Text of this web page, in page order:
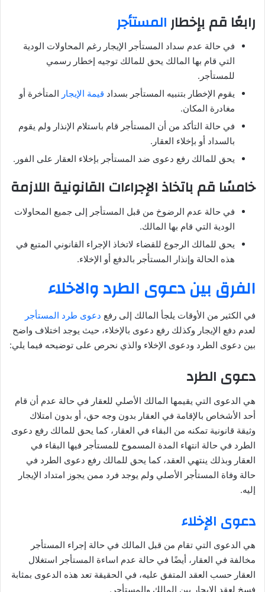
رابعًا قم بإخطارالمستأجر
في حالة عدم سداد المستأجر الإيجار رغم المحاولات الودية
التي قام بها المالك يحق للمالك توجيه إخطار رسمي
للمستأجر.
يقوم الإخطار بتنبيه المستأجر بسداد قيمة الإيجار المتأخرة أو
مغادرة المكان.
في حالة التأكد من أن المستأجر قام باستلام الإنذار ولم يقوم
بالسداد أو بإخلاء العقار.
يحق للمالك رفع دعوى ضد المستأجر بإخلاء العقار على الفور.
خامسًا قم باتخاذ الإجراءات القانونية اللازمة
في حالة عدم الرضوخ من قبل المستأجر إلى جميع المحاولات
الودية التي قام بها المالك.
يحق للمالك الرجوع للقضاء لاتخاذ الإجراء القانوني المتبع في
هذه الحالة وإنذار المستأجر بالدفع أو الإخلاء.
الفرق بين دعوى الطرد والاخلاء
في الكثير من الأوقات يلجأ المالك إلى رفع دعوى طرد المستأجر
لعدم دفع الإيجار وكذلك رفع دعوى بالإخلاء، حيث يوجد اختلاف واضح
بين دعوى الطرد ودعوى الإخلاء والذي نحرص على توضيحه فيما يلي:
دعوى الطرد
هي الدعوى التي يقيمها المالك الأصلي للعقار في حالة عدم أن قام
أحد الأشخاص بالإقامة في العقار بدون وجه حق، أو بدون امتلاك
وثيقة قانونية تمكنه من البقاء في العقار، كما يحق للمالك رفع دعوى
الطرد في حالة انتهاء المدة المسموح للمستأجر فيها البقاء في
العقار وبذلك ينتهي العقد، كما يحق للمالك رفع دعوى الطرد في
حالة وفاة المستأجر الأصلي ولم يوجد فرد ممن يجوز امتداد الإيجار
إليه.
دعوى الإخلاء
هي الدعوى التي تقام من قبل المالك في حالة إجراء المستأجر
مخالفة في العقار، أيضًا في حالة عدم اساءة المستأجر استغلال
العقار حسب العقد المتفق عليه، في الحقيقة تعد هذه الدعوى بمثابة
فسخ لعقد الإيجار بين المالك والمستأجر.